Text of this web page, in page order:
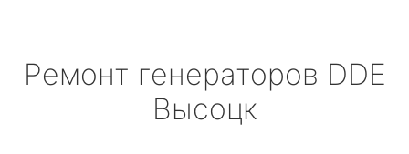
Ремонт генераторов DDE
Высоцк